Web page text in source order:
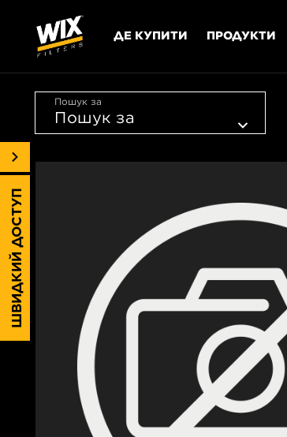
ДЕ КУПИТИ ПРОДУКТИ
Пошук за
ШВИДКИЙ ДОСТУП